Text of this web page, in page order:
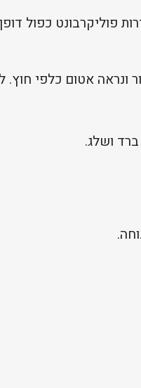
פוליקרבונט כפול
ונראה אטום כלפי
ושלג.